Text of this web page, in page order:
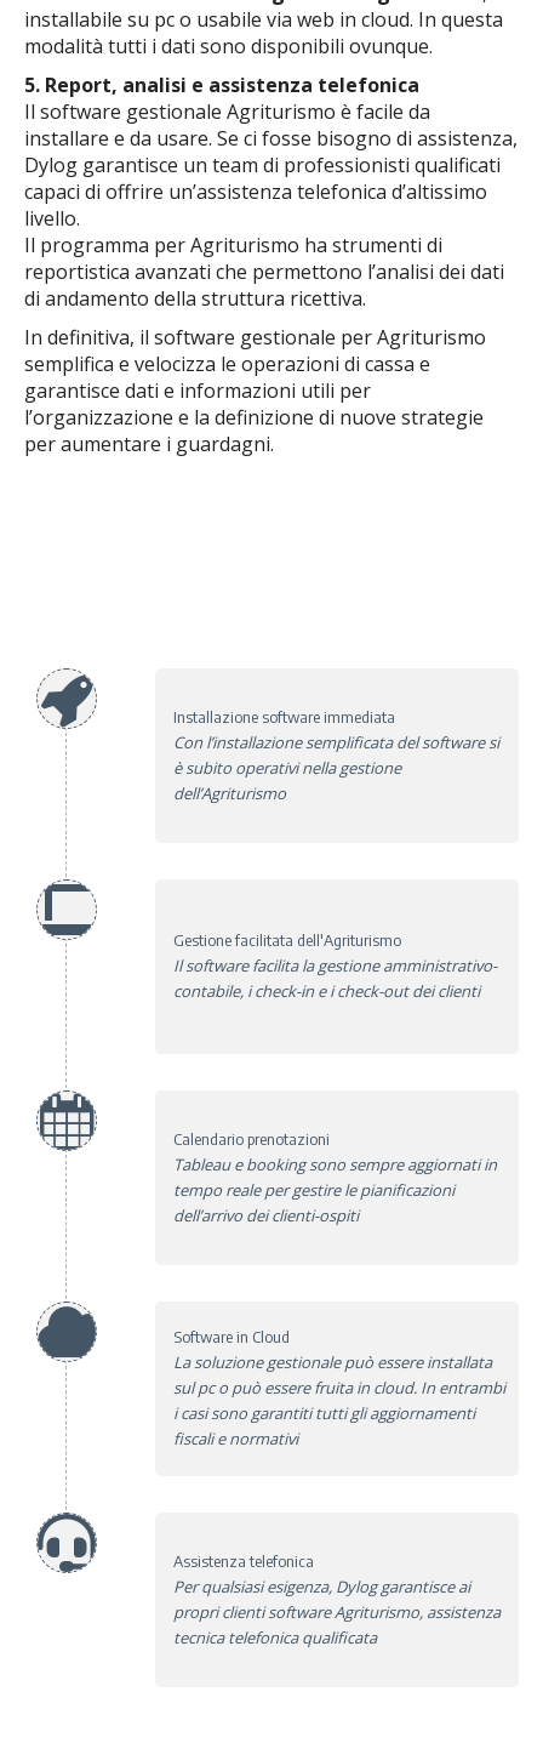
installabile su pc o usabile via web in cloud. In questa
modalità tutti i dati sono disponibili ovunque.
5. Report, analisi e assistenza telefonica
Il software gestionale Agriturismo è facile da
installare e da usare. Se ci fosse bisogno di assistenza,
Dylog garantisce un team di professionisti qualificati
capaci di offrire un’assistenza telefonica d’altissimo
livello.
Il programma per Agriturismo ha strumenti di
reportistica avanzati che permettono l’analisi dei dati
di andamento della struttura ricettiva.
In definitiva, il software gestionale per Agriturismo
semplifica e velocizza le operazioni di cassa e
garantisce dati e informazioni utili per
l’organizzazione e la definizione di nuove strategie
per aumentare i guardagni.
Installazione software immediata
Con l’installazione semplificata del software si
è subito operativi nella gestione
dell’Agriturismo
Gestione facilitata dell'Agriturismo
Il software facilita la gestione amministrativo-
contabile, i check-in e i check-out dei clienti
Calendario prenotazioni
Tableau e booking sono sempre aggiornati in
tempo reale per gestire le pianificazioni
dell’arrivo dei clienti-ospiti
Software in Cloud
La soluzione gestionale può essere installata
sul pc o può essere fruita in cloud. In entrambi
i casi sono garantiti tutti gli aggiornamenti
fiscali e normativi
Assistenza telefonica
Per qualsiasi esigenza, Dylog garantisce ai
propri clienti software Agriturismo, assistenza
tecnica telefonica qualificata